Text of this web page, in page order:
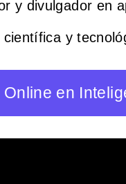
y divulgador en
y
Online en